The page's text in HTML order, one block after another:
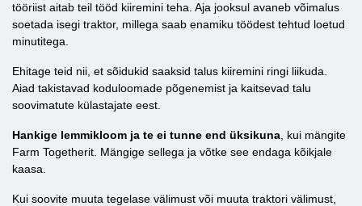
tööriist aitab teil tööd kiiremini teha. Aja jooksul avaneb võimalus
soetada isegi traktor, millega saab enamiku töödest tehtud loetud
minutitega.
Ehitage teid nii, et sõidukid saaksid talus kiiremini ringi liikuda.
Aiad takistavad koduloomade põgenemist ja kaitsevad talu
soovimatute külastajate eest.
Hankige lemmikloom ja te ei tunne end üksikuna , kui mängite
Farm Togetherit. Mängige sellega ja võtke see endaga kõikjale
kaasa.
Kui soovite muuta tegelase välimust või muuta traktori välimust,